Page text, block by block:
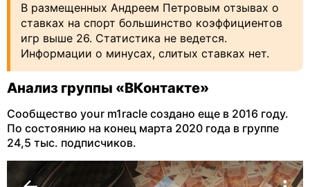
В размещенных Андреем Петровым отзывах о
ставках на спорт большинство коэффициентов
игр выше 26. Статистика не ведется.
Информации о минусах, слитых ставках нет.
Анализ группы «ВКонтакте»
Сообщество your m1racle создано еще в 2016 году.
По состоянию на конец марта 2020 года в группе
24,5 тыс. подписчиков.